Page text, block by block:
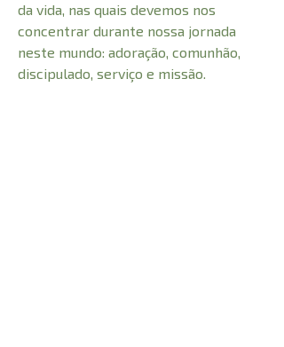
da vida, nas quais devemos nos
concentrar durante nossa jornada
neste mundo: adoração, comunhão,
discipulado, serviço e missão.